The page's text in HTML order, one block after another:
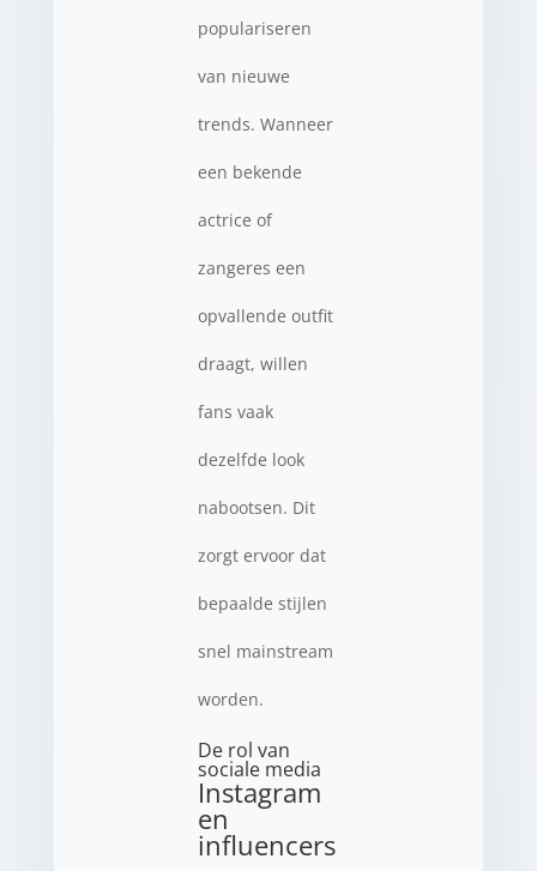
populariseren
van nieuwe
trends. Wanneer
een bekende
actrice of
zangeres een
opvallende outfit
draagt, willen
fans vaak
dezelfde look
nabootsen. Dit
zorgt ervoor dat
bepaalde stijlen
snel mainstream
worden.
De rol van
sociale media
Instagram
en
influencers